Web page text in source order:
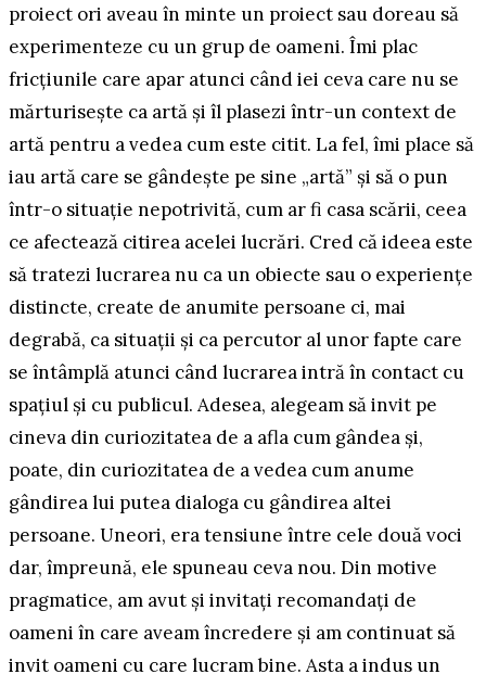
proiect ori aveau în minte un proiect sau doreau să
experimenteze cu un grup de oameni. Îmi plac
fricțiunile care apar atunci când iei ceva care nu se
mărturisește ca artă și îl plasezi într-un context de
artă pentru a vedea cum este citit. La fel, îmi place să
iau artă care se gândește pe sine „artă” și să o pun
într-o situație nepotrivită, cum ar fi casa scării, ceea
ce afectează citirea acelei lucrări. Cred că ideea este
să tratezi lucrarea nu ca un obiecte sau o experiențe
distincte, create de anumite persoane ci, mai
degrabă, ca situații și ca percutor al unor fapte care
se întâmplă atunci când lucrarea intră în contact cu
spațiul și cu publicul. Adesea, alegeam să invit pe
cineva din curiozitatea de a afla cum gândea și,
poate, din curiozitatea de a vedea cum anume
gândirea lui putea dialoga cu gândirea altei
persoane. Uneori, era tensiune între cele două voci
dar, împreună, ele spuneau ceva nou. Din motive
pragmatice, am avut și invitați recomandați de
oameni în care aveam încredere și am continuat să
invit oameni cu care lucram bine. Asta a indus un